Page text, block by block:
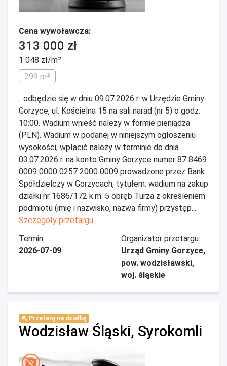
Cena wywoławcza:
313 000 zł
1 048 zł/m²
299 m²
...odbędzie się w dniu 09.07.2026 r. w Urzędzie Gminy
Gorzyce, ul. Kościelna 15 na sali narad (nr 5) o godz.
10:00. Wadium wnieść należy w formie pieniądza
(PLN). Wadium w podanej w niniejszym ogłoszeniu
wysokości, wpłacić należy w terminie do dnia
03.07.2026 r. na konto Gminy Gorzyce numer 87 8469
0009 0000 0257 2000 0009 prowadzone przez Bank
Spółdzielczy w Gorzycach, tytułem: wadium na zakup
działki nr 1686/172 k.m. 5 obręb Turza z określeniem
podmiotu (imię i nazwisko, nazwa firmy) przystęp...
Szczegóły przetargu
Termin:
2026-07-09
Organizator przetargu:
Urząd Gminy Gorzyce,
pow. wodzisławski,
woj. śląskie
Przetarg na działkę
Wodzisław Śląski, Syrokomli